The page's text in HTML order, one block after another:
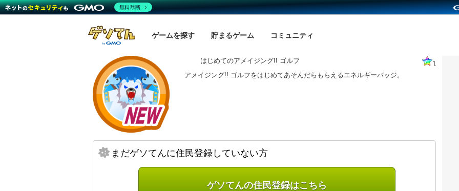
ゲームを探す 貯まるゲーム コミュニティ
はじめてのアメイジング!! ゴルフ
1
アメイジング!! ゴルフをはじめてあそんだらもらえるエネルギーバッジ。
まだゲソてんに住民登録していない方
ゲソてんの住民登録はこちら
無料診断